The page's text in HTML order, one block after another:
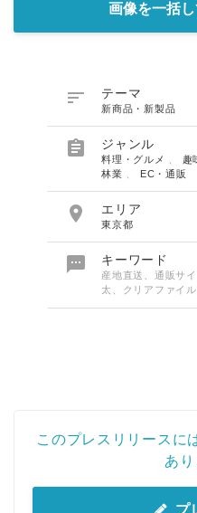
画像を一括
 テーマ
新商品・新製品
 ジャンル
料理・グルメ 趣
林業
EC・通販
 エリア
東京都
 キーワード
産地直送、通販サ
太、クリアファイ
このプレスリリースに
あり
プ